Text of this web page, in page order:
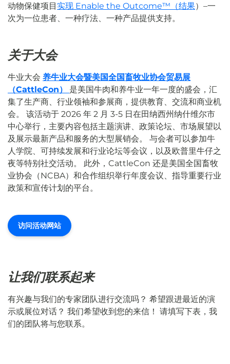
动物保健项目 实现 Enable the Outcome™（结果）–一
次为一位患者、一种疗法、一种产品提供支持。
关于大会
牛业大会 养牛业大会暨美国全国畜牧业协会贸易展
（CattleCon）
是美国牛肉和养牛业一年一度的盛会，汇
集了生产商、行业领袖和参展商，提供教育、交流和商业机
会。 该活动于 2026 年 2 月 3-5 日在田纳西州纳什维尔市
中心举行，主要内容包括主题演讲、政策论坛、市场展望以
及展示最新产品和服务的大型展销会。 与会者可以参加牛
人学院、可持续发展和行业论坛等会议，以及欧普里牛仔之
夜等特别社交活动。 此外，CattleCon 还是美国全国畜牧
业协会（NCBA）和合作组织举行年度会议、指导重要行业
政策和宣传计划的平台。
访问活动网站
让我们联系起来
有兴趣与我们的专家团队进行交流吗？ 希望跟进最近的演
示或展位对话？ 我们希望收到您的来信！ 请填写下表，我
们的团队将与您联系。